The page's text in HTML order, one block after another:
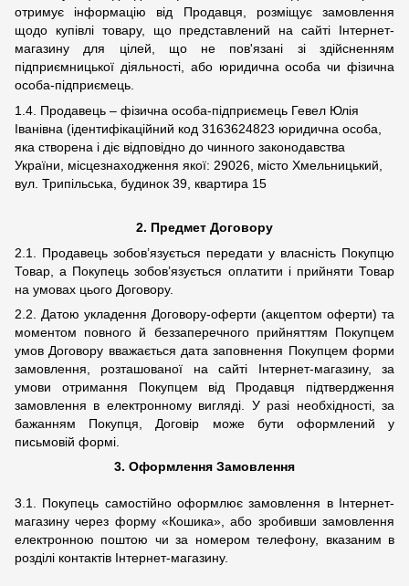
отримує інформацію від Продавця, розміщує замовлення
щодо купівлі товару, що представлений на сайті Інтернет-
магазину для цілей, що не пов'язані зі здійсненням
підприємницької діяльності, або юридична особа чи фізична
особа-підприємець.
1.4. Продавець – фізична особа-підприємець Гевел Юлія
Іванівна (ідентифікаційний код 3163624823 юридична особа,
яка створена і діє відповідно до чинного законодавства
України, місцезнаходження якої: 29026, місто Хмельницький,
вул. Трипільська, будинок 39, квартира 15
2. Предмет Договору
2.1. Продавець зобов’язується передати у власність Покупцю
Товар, а Покупець зобов’язується оплатити і прийняти Товар
на умовах цього Договору.
2.2. Датою укладення Договору-оферти (акцептом оферти) та
моментом повного й беззаперечного прийняттям Покупцем
умов Договору вважається дата заповнення Покупцем форми
замовлення, розташованої на сайті Інтернет-магазину, за
умови отримання Покупцем від Продавця підтвердження
замовлення в електронному вигляді. У разі необхідності, за
бажанням Покупця, Договір може бути оформлений у
письмовій формі.
3. Оформлення Замовлення
3.1. Покупець самостійно оформлює замовлення в Інтернет-
магазину через форму «Кошика», або зробивши замовлення
електронною поштою чи за номером телефону, вказаним в
розділі контактів Інтернет-магазину.